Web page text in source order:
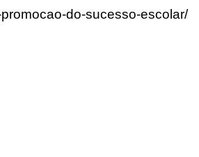
do-sucesso-escolar/